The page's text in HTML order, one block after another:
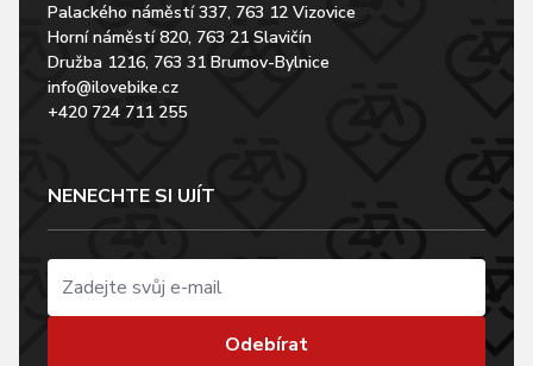
Palackého náměstí 337, 763 12 Vizovice
Horní náměstí 820, 763 21 Slavičín
Družba 1216, 763 31 Brumov-Bylnice
info@ilovebike.cz
+420 724 711 255
NENECHTE SI UJÍT
Odebírat